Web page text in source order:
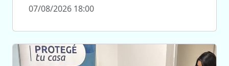
07/08/2026 18:00